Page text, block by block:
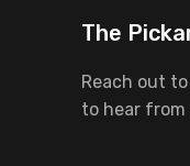
The
Reach out
to hear from